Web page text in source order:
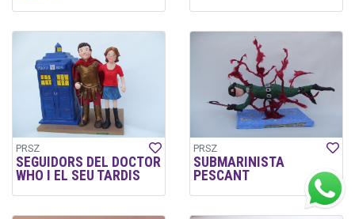
PRSZ
SEGUIDORS DEL DOCTOR
WHO I EL SEU TARDIS
PRSZ
SUBMARINISTA
PESCANT